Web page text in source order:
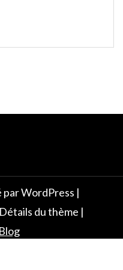
WordPress |
Détails du thème |